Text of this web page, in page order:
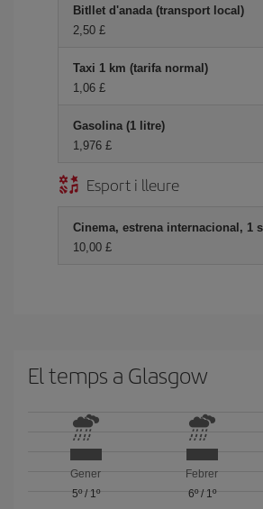
Bitllet d'anada (transport local)
2,50 £
Taxi 1 km (tarifa normal)
1,06 £
Gasolina (1 litre)
1,976 £
Esport i lleure
Cinema, estrena internacional, 1
10,00 £
El temps a Glasgow
Gener
5º/ 1º
Febrer
6º/ 1º